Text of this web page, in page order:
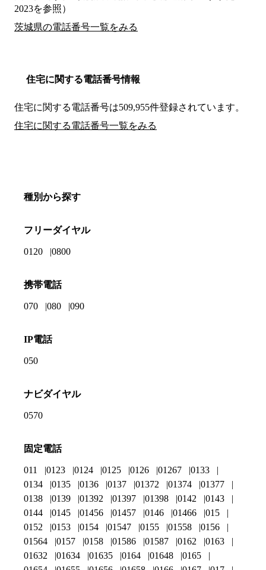
2023を参照）
茨城県の電話番号一覧をみる
住宅に関する電話番号情報
住宅に関する電話番号は509,955件登録されています。
住宅に関する電話番号一覧をみる
種別から探す
フリーダイヤル
0120 0800
携帯電話
070 080 090
IP電話
050
ナビダイヤル
0570
固定電話
011 0123 0124 0125 0126 01267
0133
0134
0135 0136 0137 01372 01374
01377
0138
0139 01392 01397 01398 0142
0143
0144
0145 01456 01457 0146 01466
015
0152
0153 0154 01547 0155 01558
0156
01564
0157 0158 01586 01587 0162
0163
01632
01634 01635 0164 01648
0165